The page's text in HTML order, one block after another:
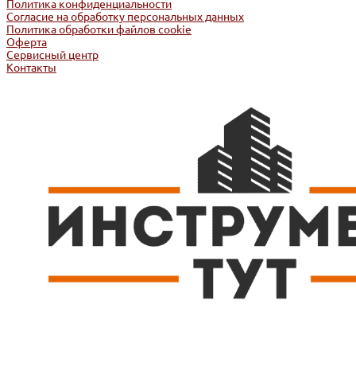
Политика конфиденциальности
Согласие на обработку персональных данных
Политика обработки файлов cookie
Оферта
Сервисный центр
Контакты